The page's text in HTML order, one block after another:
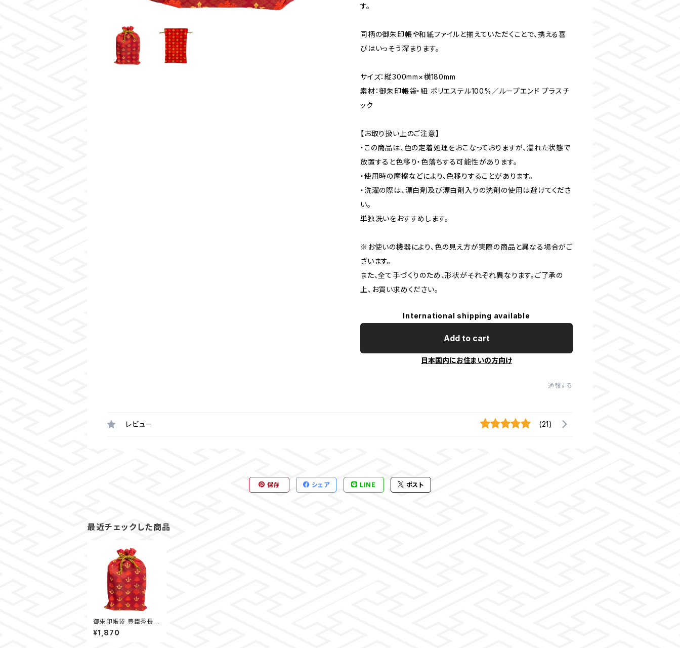
す。
同柄の御朱印帳や和紙ファイルと揃えていただくことで、携える喜
びはいっそう深まります。
サイズ：縦300mm×横180mm
素材：御朱印帳袋・紐 ポリエステル100%／ループエンド プラスチ
ック
【お取り扱い上のご注意】
・この商品は、色の定着処理をおこなっておりますが、濡れた状態で
放置すると色移り・色落ちする可能性があります。
・使用時の摩擦などにより、色移りすることがあります。
・洗濯の際は、漂白剤及び漂白剤入りの洗剤の使用は避けてくださ
い。
単独洗いをおすすめします。
※お使いの機器により、色の見え方が実際の商品と異なる場合がご
ざいます。
また、全て手づくりのため、形状がそれぞれ異なります。ご了承の
上、お買い求めください。
International shipping available
Add to cart
日本国内にお住まいの方向け
通報する
レビュー (21)
保存 シェア LINE ポスト
最近チェックした商品
御朱印帳袋 豊臣秀長
【赤】
¥1,870